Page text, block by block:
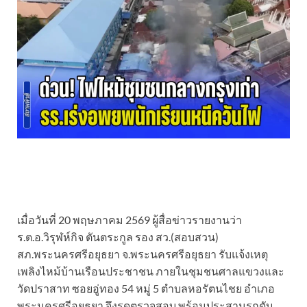
เมื่อวันที่ 20 พฤษภาคม 2569 ผู้สื่อข่าวรายงานว่า
ร.ต.อ.วิรุฬห์กิจ ตันตระกูล รอง สว.(สอบสวน)
สภ.พระนครศรีอยุธยา จ.พระนครศรีอยุธยา รับแจ้งเหตุ
เพลิงไหม้บ้านเรือนประชาชน ภายในชุมชนศาลแขวงและ
วัดปราสาท ซอยอู่ทอง 54 หมู่ 5 ตำบลหอรัตนไชย อำเภอ